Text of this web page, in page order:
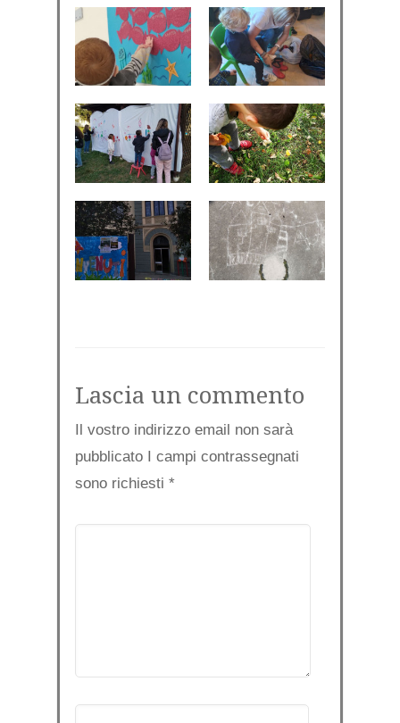
Lascia un commento
Il vostro indirizzo email non sarà
pubblicato I campi contrassegnati
sono richiesti *